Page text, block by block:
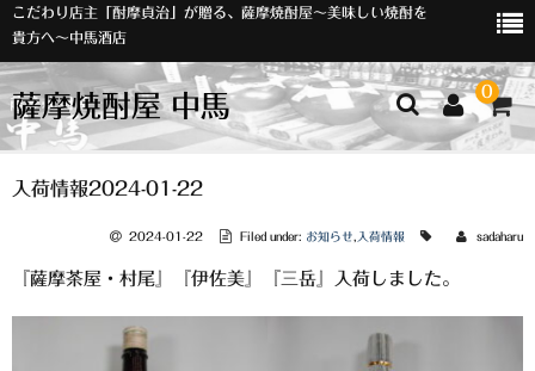
こだわり店主「酎摩貞治」が贈る、薩摩焼酎屋～美味しい焼酎を
貴方へ～中馬酒店
薩摩焼酎屋 中馬 0
ホーム
入荷情報
入荷情報2024-01-22
2024-01-22 Filed under: お知らせ 入荷情報 sadaharu
『薩摩茶屋・村尾』『伊佐美』『三岳』入荷しました。